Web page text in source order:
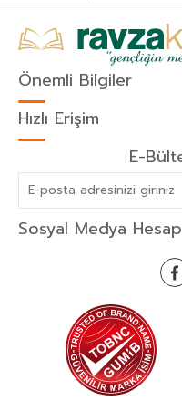
Önemli Bilgiler
Hızlı Erişim
E-
Sosyal Medya